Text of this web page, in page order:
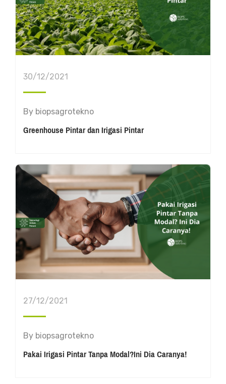
30/12/2021
By biopsagrotekno
Greenhouse Pintar dan Irigasi Pintar
27/12/2021
By biopsagrotekno
Pakai Irigasi Pintar Tanpa Modal?Ini Dia Caranya!